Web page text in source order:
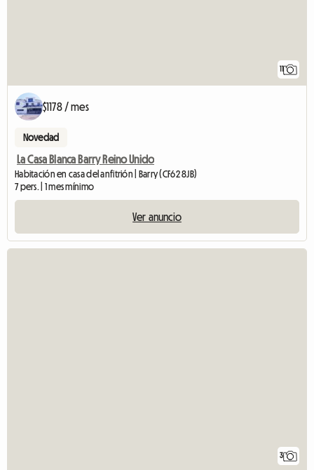
11
$1178 / mes
Novedad
La Casa Blanca Barry Reino Unido
Habitación en casa del anfitrión | Barry (CF62 8JB)
7 pers. | 1 mes mínimo
Ver anuncio
3